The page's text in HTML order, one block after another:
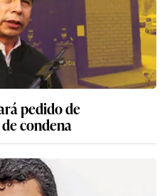
pedido de
nulidad de condena